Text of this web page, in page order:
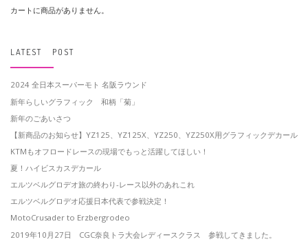
カートに商品がありません。
LATEST POST
2024 全日本スーパーモト 名阪ラウンド
新年らしいグラフィック 和柄「菊」
新年のごあいさつ
【新商品のお知らせ】YZ125、YZ125X、YZ250、YZ250X用グラフィックデカール
KTMもオフロードレースの現場でもっと活躍してほしい！
夏！ハイビスカスデカール
エルツベルグロデオ旅の終わり-レース以外のあれこれ
エルツベルグロデオ応援日本代表で参戦決定！
MotoCrusader to Erzbergrodeo
2019年10月27日 CGC奈良トラ大会レディースクラス 参戦してきました。